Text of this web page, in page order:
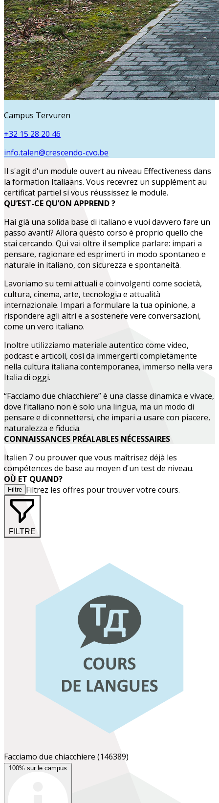
Campus Tervuren
+32 15 28 20 46
info.talen@crescendo-cvo.be
Il s'agit d'un module ouvert au niveau Effectiveness dans
la formation Italiaans. Vous recevrez un supplément au
certificat partiel si vous réussissez le module.
QU’EST-CE QU’ON APPREND ?
Hai già una solida base di italiano e vuoi davvero fare un
passo avanti? Allora questo corso è proprio quello che
stai cercando. Qui vai oltre il semplice parlare: impari a
pensare, ragionare ed esprimerti in modo spontaneo e
naturale in italiano, con sicurezza e spontaneità.
Lavoriamo su temi attuali e coinvolgenti come società,
cultura, cinema, arte, tecnologia e attualità
internazionale. Impari a formulare la tua opinione, a
rispondere agli altri e a sostenere vere conversazioni,
come un vero italiano.
Inoltre utilizziamo materiale autentico come video,
podcast e articoli, così da immergerti completamente
nella cultura italiana contemporanea, immerso nella vera
Italia di oggi.
“Facciamo due chiacchiere” è una classe dinamica e vivace,
dove l’italiano non è solo una lingua, ma un modo di
pensare e di connettersi, che impari a usare con piacere,
naturalezza e fiducia.
CONNAISSANCES PRÉALABLES NÉCESSAIRES
Italien 7 ou prouver que vous maîtrisez déjà les
compétences de base au moyen d'un test de niveau.
OÙ ET QUAND?
Filtre Filtrez les offres pour trouver votre cours.
FILTRE
Facciamo due chiacchiere (146389)
100% sur le campus